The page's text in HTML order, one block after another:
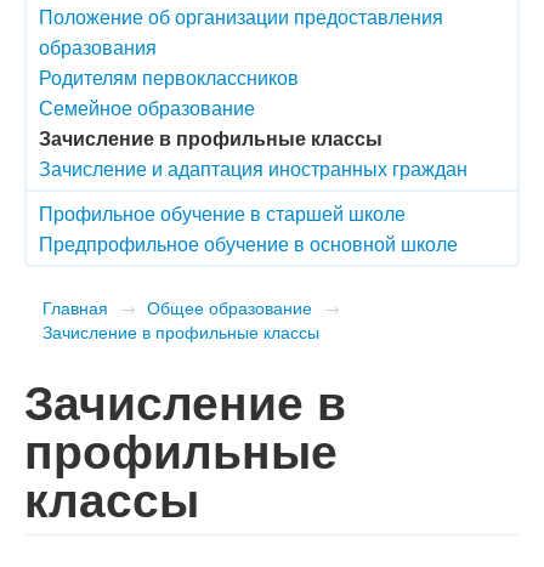
Положение об организации предоставления
образования
Родителям первоклассников
Семейное образование
Зачисление в профильные классы
Зачисление и адаптация иностранных граждан
Профильное обучение в старшей школе
Предпрофильное обучение в основной школе
Главная → Общее образование →
Зачисление в профильные классы
Зачисление в
профильные
классы